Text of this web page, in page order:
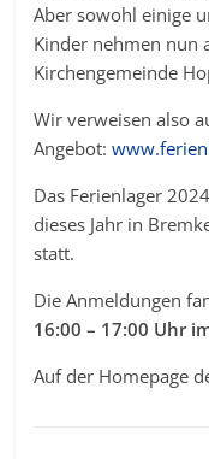
Aber sowohl einige
Kinder nehmen nun
Kirchengemeinde
Wir verweisen also
Angebot:
Das Ferienlager
dieses Jahr in
statt.
Die Anmeldungen
16:00 – 17:00 Uhr
Auf der Homepage